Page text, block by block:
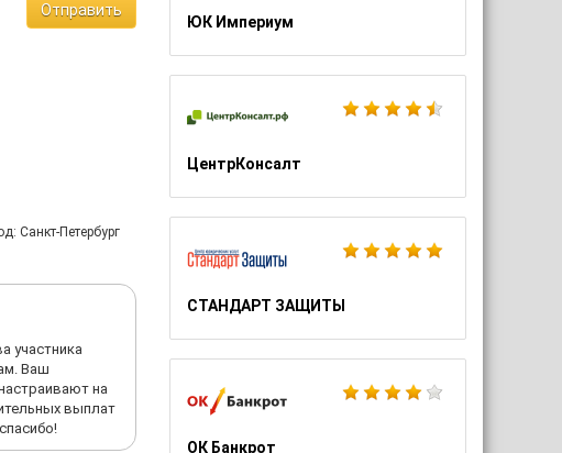
ЮК Империум
ЦентрКонсалт
СТАНДАРТ ЗАЩИТЫ
ОК Банкрот
Отправить
Санкт-Петербург
участника
Ваш
на
выплат